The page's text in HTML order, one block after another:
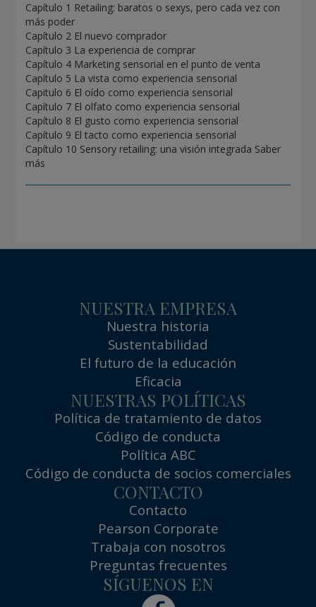
Capítulo 1 Retailing: baratos o sexys, pero cada vez con
más poder
Capítulo 2 El nuevo comprador
Capítulo 3 La experiencia de comprar
Capítulo 4 Marketing sensorial en el punto de venta
Capítulo 5 La vista como experiencia sensorial
Capitulo 6 El oído como experiencia sensorial
Capítulo 7 El olfato como experiencia sensorial
Capítulo 8 El gusto como experiencia sensorial
Capítulo 9 El tacto como experiencia sensorial
Capítulo 10 Sensory retailing: una visión integrada Saber
más
NUESTRA EMPRESA
Nuestra historia
Sustentabilidad
El futuro de la educación
Eficacia
NUESTRAS POLÍTICAS
Política de tratamiento de datos
Código de conducta
Política ABC
Código de conducta de socios comerciales
CONTACTO
Contacto
Pearson Corporate
Trabaja con nosotros
Preguntas frecuentes
SÍGUENOS EN